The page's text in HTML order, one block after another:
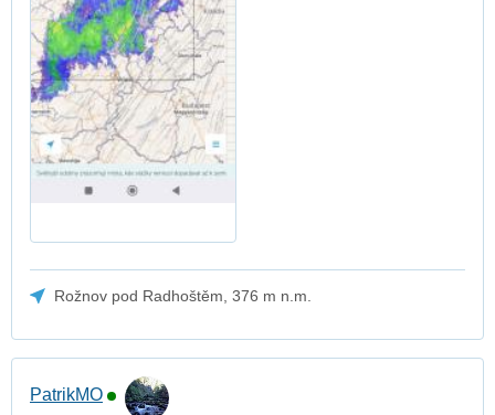
Rožnov pod Radhoštěm, 376 m n.m.
PatrikMO